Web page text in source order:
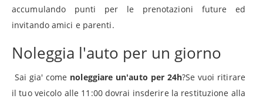
accumulando punti per le prenotazioni future ed
invitando amici e parenti.
Noleggia l'auto per un giorno
Sai gia' come noleggiare un'auto per 24h?Se vuoi ritirare
il tuo veicolo alle 11:00 dovrai insderire la restituzione alla